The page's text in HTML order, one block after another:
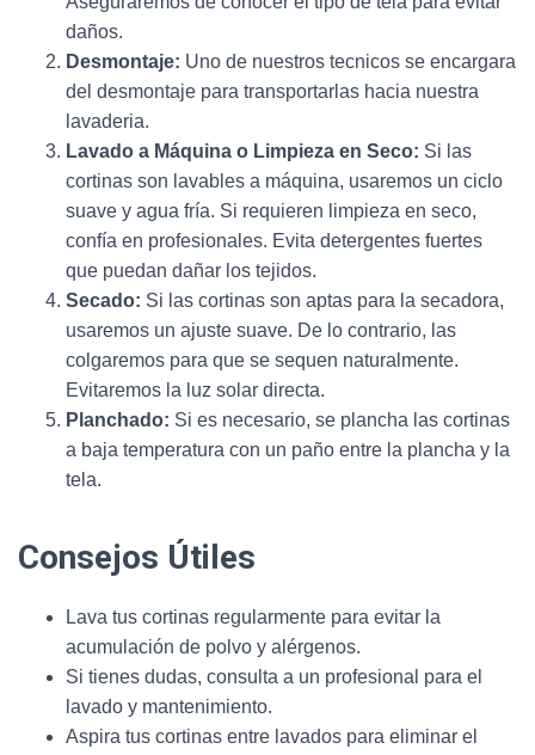
daños.
Desmontaje: Uno de nuestros tecnicos se encargara
del desmontaje para transportarlas hacia nuestra
lavaderia.
Lavado a Máquina o Limpieza en Seco: Si las
cortinas son lavables a máquina, usaremos un ciclo
suave y agua fría. Si requieren limpieza en seco,
confía en profesionales. Evita detergentes fuertes
que puedan dañar los tejidos.
Secado: Si las cortinas son aptas para la secadora,
usaremos un ajuste suave. De lo contrario, las
colgaremos para que se sequen naturalmente.
Evitaremos la luz solar directa.
Planchado: Si es necesario, se plancha las cortinas
a baja temperatura con un paño entre la plancha y la
tela.
Consejos Útiles
Lava tus cortinas regularmente para evitar la
acumulación de polvo y alérgenos.
Si tienes dudas, consulta a un profesional para el
lavado y mantenimiento.
Aspira tus cortinas entre lavados para eliminar el